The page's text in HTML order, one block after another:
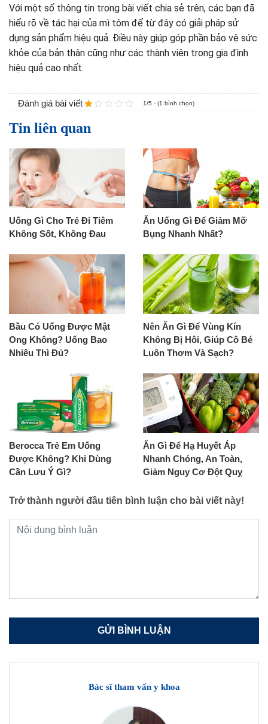
Với một số thông tin trong bài viết chia sẻ trên, các bạn đã
hiểu rõ về tác hại của mì tôm để từ đây có giải pháp sử
dụng sản phẩm hiệu quả. Điều này giúp góp phần bảo vệ sức
khỏe của bản thân cũng như các thành viên trong gia đình
hiệu quả cao nhất.
Đánh giá bài viết 1/5 - (1 bình chọn)
Tin liên quan
Uống Gì Cho Trẻ Đi Tiêm
Không Sốt, Không Đau
Ăn Uống Gì Để Giảm Mỡ
Bụng Nhanh Nhất?
Bầu Có Uống Được Mật
Ong Không? Uống Bao
Nhiêu Thì Đủ?
Nên Ăn Gì Để Vùng Kín
Không Bị Hôi, Giúp Cô Bé
Luôn Thơm Và Sạch?
Berocca Trẻ Em Uống
Được Không? Khi Dùng
Cần Lưu Ý Gì?
Ăn Gì Để Hạ Huyết Áp
Nhanh Chóng, An Toàn,
Giảm Nguy Cơ Đột Quỵ
Trở thành người đầu tiên bình luận cho bài viết này!
Bác sĩ tham vấn y khoa